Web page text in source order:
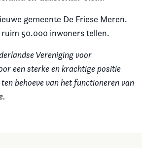
gemeente De Friese Meren.
ruim 50.000 inwoners tellen.
Vereniging voor
een sterke en krachtige positie
behoeve van het functioneren van